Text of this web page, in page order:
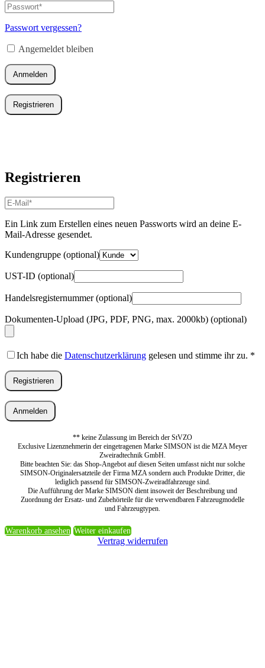
E-
Mail-
Adresse*
Passwort*
Erforderlich
Passwort vergessen?
Angemeldet bleiben
Anmelden
Registrieren
Registrieren
E-
Mail-
Adresse*
Erforderlich
Ein Link zum Erstellen eines neuen Passworts wird an deine E-
Mail-Adresse gesendet.
Kundengruppe (optional)
UST-ID (optional)
Handelsregisternummer(optional)
Dokumenten-Upload (JPG, PDF, PNG, max. 2000kb) (optional)
Ich habe die Datenschutzerklärung gelesen und stimme ihr zu. *
Registrieren
Anmelden
** keine Zulassung im Bereich der StVZO
Exclusive Lizenznehmerin der eingetragenen Marke SIMSON ist die MZA Meyer
Zweiradtechnik GmbH.
Bitte beachten Sie: das Shop-Angebot auf diesen Seiten umfasst nicht nur solche
SIMSON-Originalersatzteile der Firma MZA sondern auch Produkte Dritter, die
lediglich passend für SIMSON-Zweiradfahrzeuge sind.
Die Aufführung der Marke SIMSON dient insoweit der Beschreibung und
Zuordnung der Ersatz- und Zubehörteile für die verwendbaren Fahrzeugmodelle
und Fahrzeugtypen.
Warenkorb ansehen Weiter einkaufen
Vertrag widerrufen